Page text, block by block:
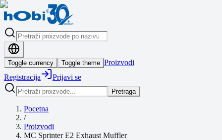
Toggle currency Toggle theme Proizvodi
Registracija
Prijavi se
Pretraga
Pocetna
/
Proizvodi
MC Sprinter E2 Exhaust Muffler